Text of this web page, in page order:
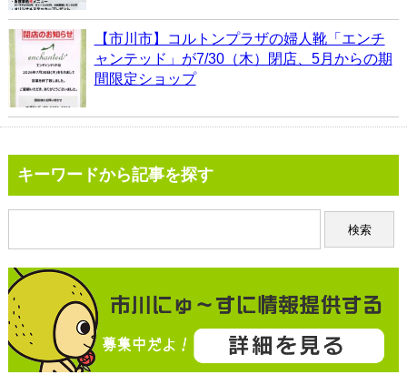
【市川市】コルトンプラザの婦人靴「エンチ
ャンテッド」が7/30（木）閉店、5月からの期
間限定ショップ
キーワードから記事を探す